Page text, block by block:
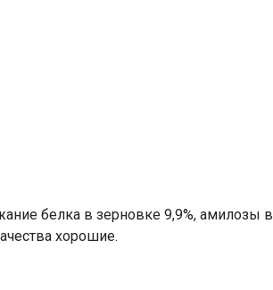
белка в зерновке 9,9%, амилозы в
хорошие.